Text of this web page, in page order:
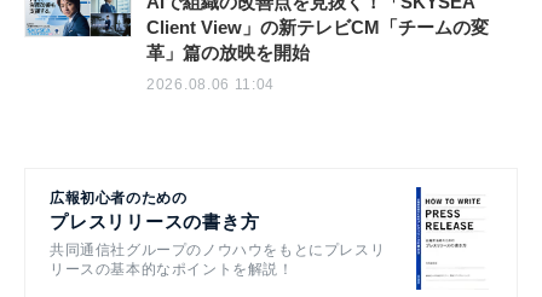
Client View」の新テレビCM「チームの変
革」篇の放映を開始
2026.08.06 11:04
広報初心者のための
プレスリリースの書き方
共同通信社グループのノウハウをもとにプレスリ
リースの基本的なポイントを解説！